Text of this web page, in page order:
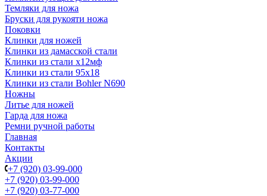
Темляки для ножа
Бруски для рукояти ножа
Поковки
Клинки для ножей
Клинки из дамасской стали
Клинки из стали х12мф
Клинки из стали 95х18
Клинки из стали Bohler N690
Ножны
Литье для ножей
Гарда для ножа
Ремни ручной работы
Главная
Контакты
Акции
+7 (920) 03-99-000
+7 (920) 03-99-000
+7 (920) 03-77-000